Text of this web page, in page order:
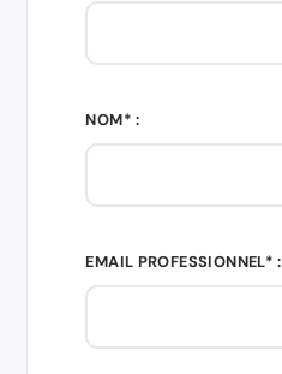
NOM* :
EMAIL PROFESSIONNEL* :